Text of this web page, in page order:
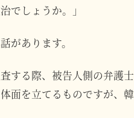
でしょうか。」
があります。
する際、被告人側の弁護
面を立てるものですが、